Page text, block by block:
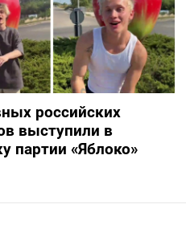
российских
выступили в
партии «Яблоко»